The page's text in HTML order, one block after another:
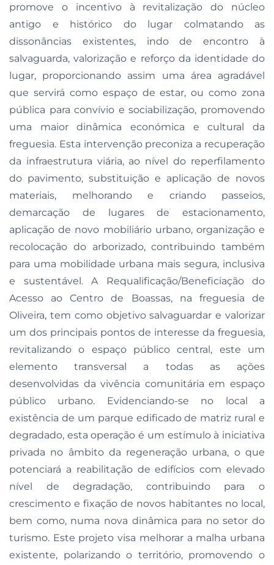
promove o incentivo à revitalização do núcleo
antigo e histórico do lugar colmatando as
dissonâncias existentes, indo de encontro à
salvaguarda, valorização e reforço da identidade do
lugar, proporcionando assim uma área agradável
que servirá como espaço de estar, ou como zona
pública para convívio e sociabilização, promovendo
uma maior dinâmica económica e cultural da
freguesia. Esta intervenção preconiza a recuperação
da infraestrutura viária, ao nível do reperfilamento
do pavimento, substituição e aplicação de novos
materiais, melhorando e criando passeios,
demarcação de lugares de estacionamento,
aplicação de novo mobiliário urbano, organização e
recolocação do arborizado, contribuindo também
para uma mobilidade urbana mais segura, inclusiva
e sustentável. A Requalificação/Beneficiação do
Acesso ao Centro de Boassas, na freguesia de
Oliveira, tem como objetivo salvaguardar e valorizar
um dos principais pontos de interesse da freguesia,
revitalizando o espaço público central, este um
elemento transversal a todas as ações
desenvolvidas da vivência comunitária em espaço
público urbano. Evidenciando-se no local a
existência de um parque edificado de matriz rural e
degradado, esta operação é um estímulo à iniciativa
privada no âmbito da regeneração urbana, o que
potenciará a reabilitação de edifícios com elevado
nível de degradação, contribuindo para o
crescimento e fixação de novos habitantes no local,
bem como, numa nova dinâmica para no setor do
turismo. Este projeto visa melhorar a malha urbana
existente, polarizando o território, promovendo o